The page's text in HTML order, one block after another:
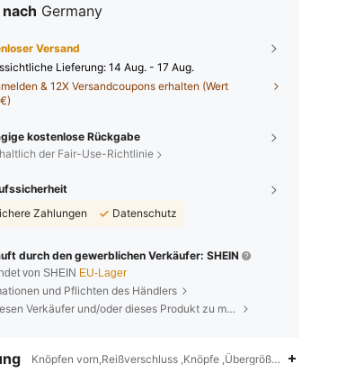
Germany
Versand
Lieferung:14 Aug. - 17 Aug.
& 12X Versandcoupons erhalten (Wert
kostenlose Rückgabe
der Fair-Use-Richtlinie
Zahlungen
Datenschutz
durch den gewerblichen Verkäufer: SHEIN
von SHEIN EU-Lager
und Pflichten des Händlers
Um diesen Verkäufer und/oder dieses Produkt zu melden
Knöpfen vorn,Reißverschluss ,Knöpfe ,Übergrößen,Frühling/